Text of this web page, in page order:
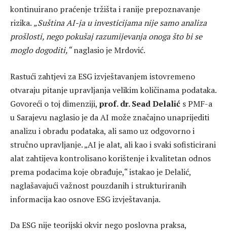
kontinuirano praćenje tržišta i ranije prepoznavanje
rizika. „Suština AI-ja u investicijama nije samo analiza
prošlosti, nego pokušaj razumijevanja onoga što bi se
moglo dogoditi,“naglasio je Mrdović.
Rastući zahtjevi za ESG izvještavanjem istovremeno
otvaraju pitanje upravljanja velikim količinama podataka.
Govoreći o toj dimenziji, prof. dr. Sead Delalić s PMF-a
u Sarajevu naglasio je da AI može značajno unaprijediti
analizu i obradu podataka, ali samo uz odgovorno i
stručno upravljanje. „AI je alat, ali kao i svaki sofisticirani
alat zahtijeva kontrolisano korištenje i kvalitetan odnos
prema podacima koje obrađuje,“ istakao je Delalić,
naglašavajući važnost pouzdanih i strukturiranih
informacija kao osnove ESG izvještavanja.
Da ESG nije teorijski okvir nego poslovna praksa,